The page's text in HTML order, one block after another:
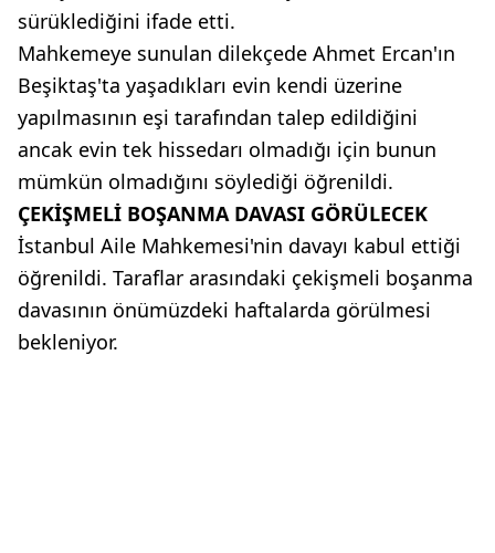
sürüklediğini ifade etti.
Mahkemeye sunulan dilekçede Ahmet Ercan'ın
Beşiktaş'ta yaşadıkları evin kendi üzerine
yapılmasının eşi tarafından talep edildiğini
ancak evin tek hissedarı olmadığı için bunun
mümkün olmadığını söylediği öğrenildi.
ÇEKİŞMELİ BOŞANMA DAVASI GÖRÜLECEK
İstanbul Aile Mahkemesi'nin davayı kabul ettiği
öğrenildi. Taraflar arasındaki çekişmeli boşanma
davasının önümüzdeki haftalarda görülmesi
bekleniyor.